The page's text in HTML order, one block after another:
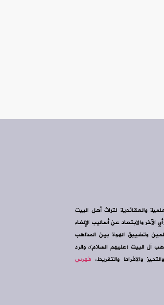
والعقائدية لتراث أهل البيت
والابتعاد عن أساليب الإلغاء
وتضييق الهوة بين المذاهب
آل البيت (عليهم السلام)، والرد
والافراط والتفريط. فهرس